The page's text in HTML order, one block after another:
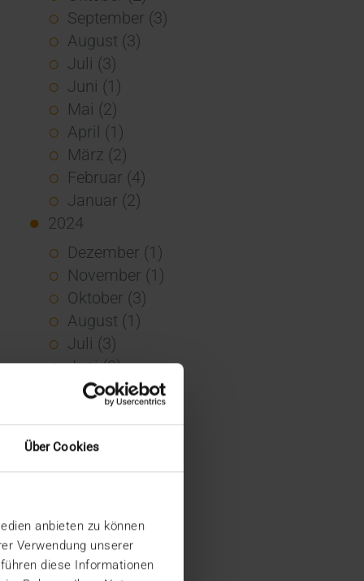
Über Cookies
anbieten zu können
Verwendung unserer
diese Informationen
September (3)
August (3)
Juli (3)
Juni (1)
Mai (2)
April (1)
März (2)
Februar (4)
Januar (2)
2024
Dezember (1)
November (1)
Oktober (3)
August (1)
Juli (3)
Juni (3)
Mai (7)
April (4)
Februar (3)
Dezember (5)
November (6)